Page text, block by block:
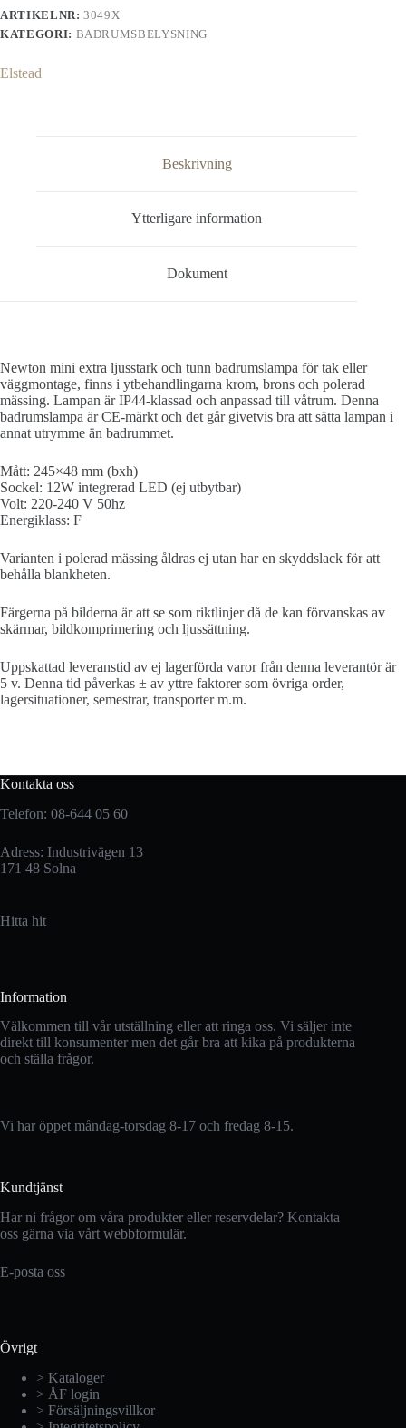
ARTIKELNR:3049X
KATEGORI: BADRUMSBELYSNING
Elstead
Beskrivning
Ytterligare information
Dokument
Newton mini extra ljusstark och tunn badrumslampa för tak eller
väggmontage, finns i ytbehandlingarna krom, brons och polerad
mässing. Lampan är IP44-klassad och anpassad till våtrum. Denna
badrumslampa är CE-märkt och det går givetvis bra att sätta lampan i
annat utrymme än badrummet.
Mått: 245×48 mm (bxh)
Sockel: 12W integrerad LED (ej utbytbar)
Volt: 220-240 V 50hz
Energiklass: F
Varianten i polerad mässing åldras ej utan har en skyddslack för att
behålla blankheten.
Färgerna på bilderna är att se som riktlinjer då de kan förvanskas av
skärmar, bildkomprimering och ljussättning.
Uppskattad leveranstid av ej lagerförda varor från denna leverantör är
5 v. Denna tid påverkas ± av yttre faktorer som övriga order,
lagersituationer, semestrar, transporter m.m.
Kontakta oss
Telefon: 08-644 05 60
Adress: Industrivägen 13
171 48 Solna
Hitta hit
Information
Välkommen till vår utställning eller att ringa oss. Vi säljer inte
direkt till konsumenter men det går bra att kika på produkterna
och ställa frågor.
Vi har öppet måndag-torsdag 8-17 och fredag 8-15.
Kundtjänst
Har ni frågor om våra produkter eller reservdelar? Kontakta
oss gärna via vårt webbformulär.
E-posta oss
Övrigt
> Kataloger
> ÅF login
> Försäljningsvillkor